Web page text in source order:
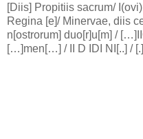
[Diis] Propitiis sacrum/
Regina [e]/ Minervae, diis
n[ostrorum] duo[r]u[m] /
[…]men[…] / II D IDI NI[..] /